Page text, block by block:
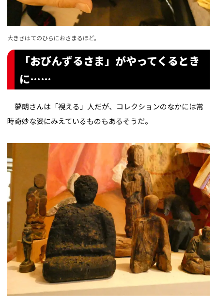
大きさはてのひらにおさまるほど。
「おびんずるさま」がやってくるとき
に……
夢朗さんは「視える」人だが、コレクションのなかには常
時奇妙な姿にみえているものもあるそうだ。